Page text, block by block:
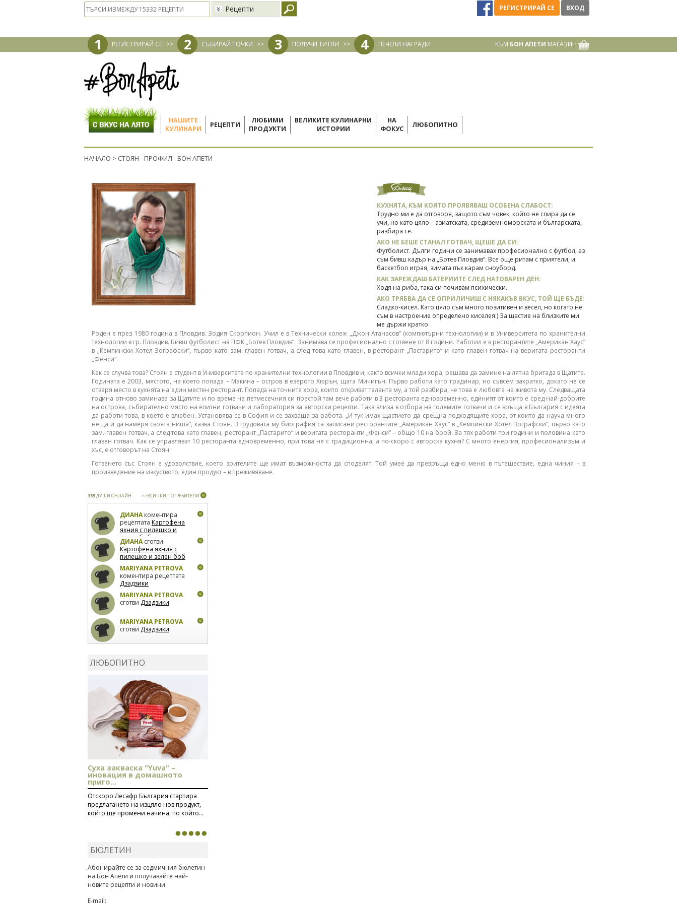
Рецепти РЕГИСТРИРАЙ СЕ ВХОД
1 РЕГИСТРИРАЙ СЕ >> 2 СЪБИРАЙ ТОЧКИ >> 3 ПОЛУЧИ ТИТЛИ >> 4 ПЕЧЕЛИ НАГРАДИ КЪМ БОН АПЕТИ МАГАЗИН
НАШИТЕ
КУЛИНАРИ
РЕЦЕПТИ
ЛЮБИМИ
ПРОДУКТИ
ВЕЛИКИТЕ КУЛИНАРНИ
ИСТОРИИ
НА
ФОКУС
ЛЮБОПИТНО
НАЧАЛО > СТОЯН - ПРОФИЛ - БОН АПЕТИ
КУХНЯТА, КЪМ КОЯТО ПРОЯВЯВАШ ОСОБЕНА СЛАБОСТ:
Трудно ми е да отговоря, защото съм човек, който не спира да се
учи, но като цяло – азиатската, средиземноморската и българската,
разбира се.
АКО НЕ БЕШЕ СТАНАЛ ГОТВАЧ, ЩЕШЕ ДА СИ:
Футболист. Дълги години се занимавах професионално с футбол, аз
съм бивш кадър на „Ботев Пловдив“. Все още ритам с приятели, и
баскетбол играя, зимата пък карам сноуборд.
КАК ЗАРЕЖДАШ БАТЕРИИТЕ СЛЕД НАТОВАРЕН ДЕН:
Ходя на риба, така си почивам психически.
АКО ТРЯБВА ДА СЕ ОПРИЛИЧИШ С НЯКАКЪВ ВКУС, ТОЙ ЩЕ БЪДЕ:
Сладко-кисел. Като цяло съм много позитивен и весел, но когато не
съм в настроение определено киселея:) За щастие на близките ми
ме държи кратко.
Роден е през 1980 година в Пловдив. Зодия Скорпион. Учил е в Технически колеж „Джон Атанасов” (компютърни технологии) и в Университета по хранителни
технологии в гр. Пловдив. Бивш футболист на ПФК „Ботев Пловдив“. Занимава се професионално с готвене от 8 години. Работил е в ресторантите „Американ Хаус“
в „Кемпински Хотел Зографски“, първо като зам.-главен готвач, а след това като главен, в ресторант „Пастарито“ и като главен готвач на веригата ресторанти
„Фенси“.
Как се случва това? Стоян е студент в Университета по хранителни технологии в Пловдив и, както всички млади хора, решава да замине на лятна бригада в Щатите.
Годината е 2003, мястото, на което попада – Макина – остров в езерото Хюрън, щата Мичигън. Първо работи като градинар, но съвсем закратко, докато не се
отваря място в кухнята на един местен ресторант. Попада на точните хора, които откриват таланта му, а той разбира, че това е любовта на живота му. Следващата
година отново заминава за Щатите и по време на петмесечния си престой там вече работи в 3 ресторанта едновременно, единият от които е сред най-добрите
на острова, събирателно място на елитни готвачи и лаборатория за авторски рецепти. Така влиза в отбора на големите готвачи и се връща в България с идеята
да работи това, в което е влюбен. Установява се в София и се захваща за работа. „И тук имах щастието да срещна подходящите хора, от които да науча много
неща и да намеря своята ниша“, казва Стоян. В трудовата му биография са записани ресторантите „Американ Хаус“ в „Кемпински Хотел Зографски“, първо като
зам.-главен готвач, а след това като главен, ресторант „Пастарито“ и веригата ресторанти „Фенси“ – общо 10 на брой. За тях работи три години и половина като
главен готвач. Как се управляват 10 ресторанта едновременно, при това не с традиционна, а по-скоро с авторска кухня? С много енергия, професионализъм и
хъс, е отговорът на Стоян.
Готвенето със Стоян е удоволствие, което зрителите ще имат възможността да споделят. Той умее да превръща едно меню в пътешествие, една чиния – в
произведение на изкуството, един продукт – в преживяване.
355ДУШИ ОНЛАЙН >>ВСИЧКИ ПОТРЕБИТЕЛИ
ДИАНАкоментира
рецептата Картофена
яхния с пилешко и
зелен боб
ДИАНАсготви
Картофена яхния с
пилешко и зелен боб
MARIYANA PETROVA
коментира рецептата
Дзадзики
MARIYANA PETROVA
сготви Дзадзики
MARIYANA PETROVA
сготви Дзадзики
фурна
рецептатаСвински
ребра с печени
картофи
ЛЮБОПИТНО
Суха закваска "Yuva" –
иновация в домашното
приго...
Отскоро Лесафр България стартира
предлагането на изцяло нов продукт,
който ще промени начина, по който...
БЮЛЕТИН
Абонирайте се за седмичния бюлетин
на Бон Апети и получавайте най-
новите рецепти и новини
E-mail: